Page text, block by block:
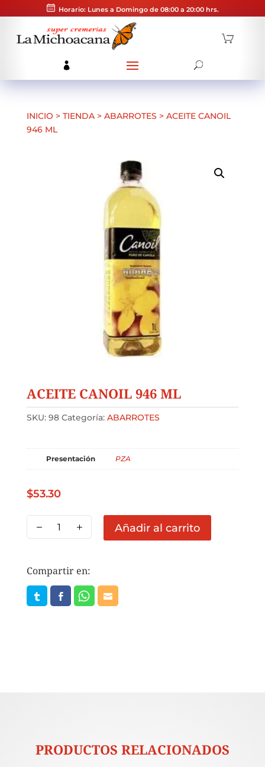
Horario: Lunes a Domingo de 08:00 a 20:00 hrs.
INICIO > TIENDA> ABARROTES > ACEITE CANOIL
946 ML
ACEITE CANOIL 946 ML
SKU: 98 Categoría: ABARROTES
Presentación PZA
$53.30
CANOIL
cantidad
Añadir al carrito
Compartir en:
PRODUCTOS RELACIONADOS